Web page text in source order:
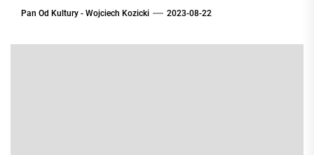
Pan Od Kultury - Wojciech Kozicki 2023-08-22